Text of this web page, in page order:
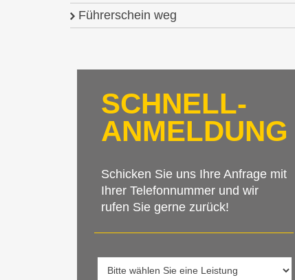
Führerschein weg
SCHNELL-
ANMELDUNG
Schicken Sie uns Ihre Anfrage mit
Ihrer Telefonnummer und wir
rufen Sie gerne zurück!